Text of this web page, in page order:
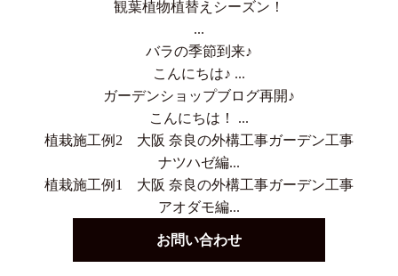
観葉植物植替えシーズン！
...
バラの季節到来♪
こんにちは♪ ...
ガーデンショップブログ再開♪
こんにちは！ ...
植栽施工例2 大阪 奈良の外構工事ガーデン工事
ナツハゼ編...
植栽施工例1 大阪 奈良の外構工事ガーデン工事
アオダモ編...
お問い合わせ